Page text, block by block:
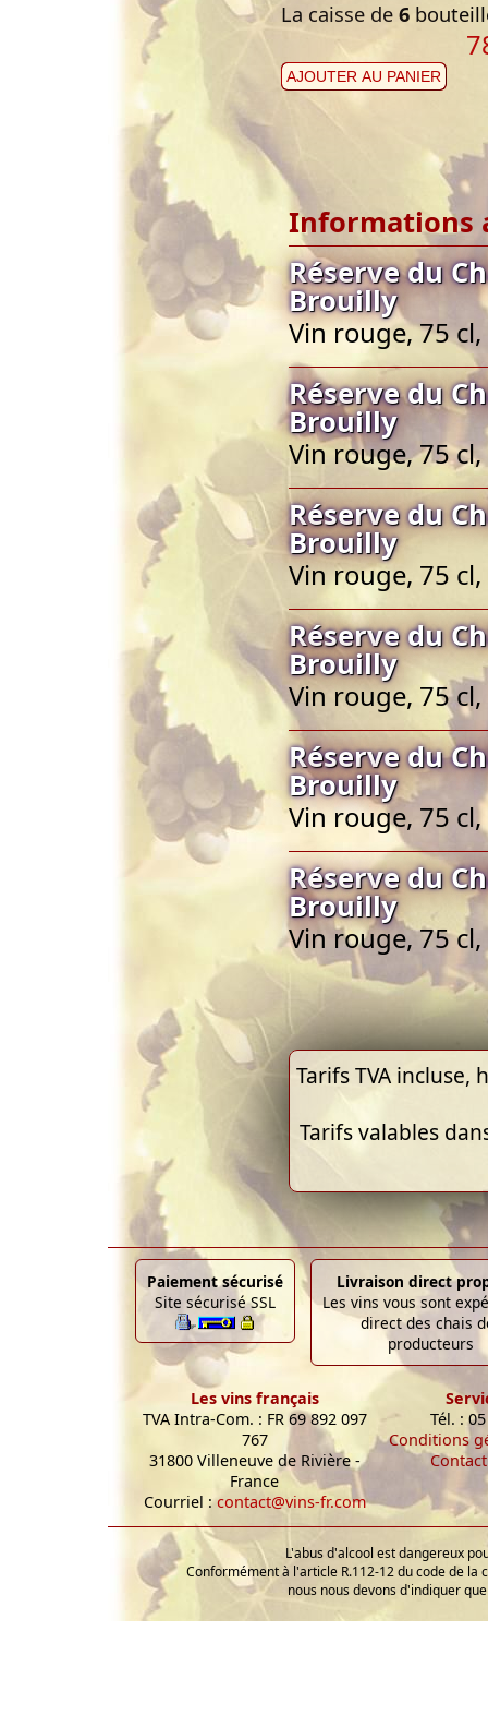
La caisse de 6
AJOUTER AU PANIER
Informations
Réserve du
Brouilly
Vin rouge, 75
Réserve du
Brouilly
Vin rouge, 75
Réserve du
Brouilly
Vin rouge, 75
Réserve du
Brouilly
Vin rouge, 75
Réserve du
Brouilly
Vin rouge, 75
Réserve du
Brouilly
Vin rouge, 75
Tarifs TVA
Tarifs valables
Paiement sécurisé
Site sécurisé SSL
Livraison direct
Les vins vous sont
direct des chais
producteurs
Les vins français
TVA Intra-Com. : FR 69 892 097
767
31800 Villeneuve de Rivière -
France
Courriel :contact@vins-fr.com
Tél. :
Conditions
Contact
L'abus d'alcool est dangereux
Conformément à l'article R.112-12 du code de la
nous nous devons d'indiquer